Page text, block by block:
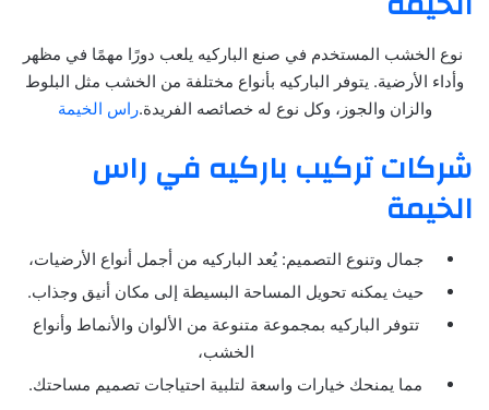
نوع الخشب المستخدم في صنع الباركيه يلعب دورًا مهمًا في مظهر
وأداء الأرضية. يتوفر الباركيه بأنواع مختلفة من الخشب مثل البلوط
والزان والجوز، وكل نوع له خصائصه الفريدة.راس الخيمة
شركات تركيب باركيه في راس
الخيمة
جمال وتنوع التصميم: يُعد الباركيه من أجمل أنواع الأرضيات،
حيث يمكنه تحويل المساحة البسيطة إلى مكان أنيق وجذاب.
تتوفر الباركيه بمجموعة متنوعة من الألوان والأنماط وأنواع
الخشب،
مما يمنحك خيارات واسعة لتلبية احتياجات تصميم مساحتك.